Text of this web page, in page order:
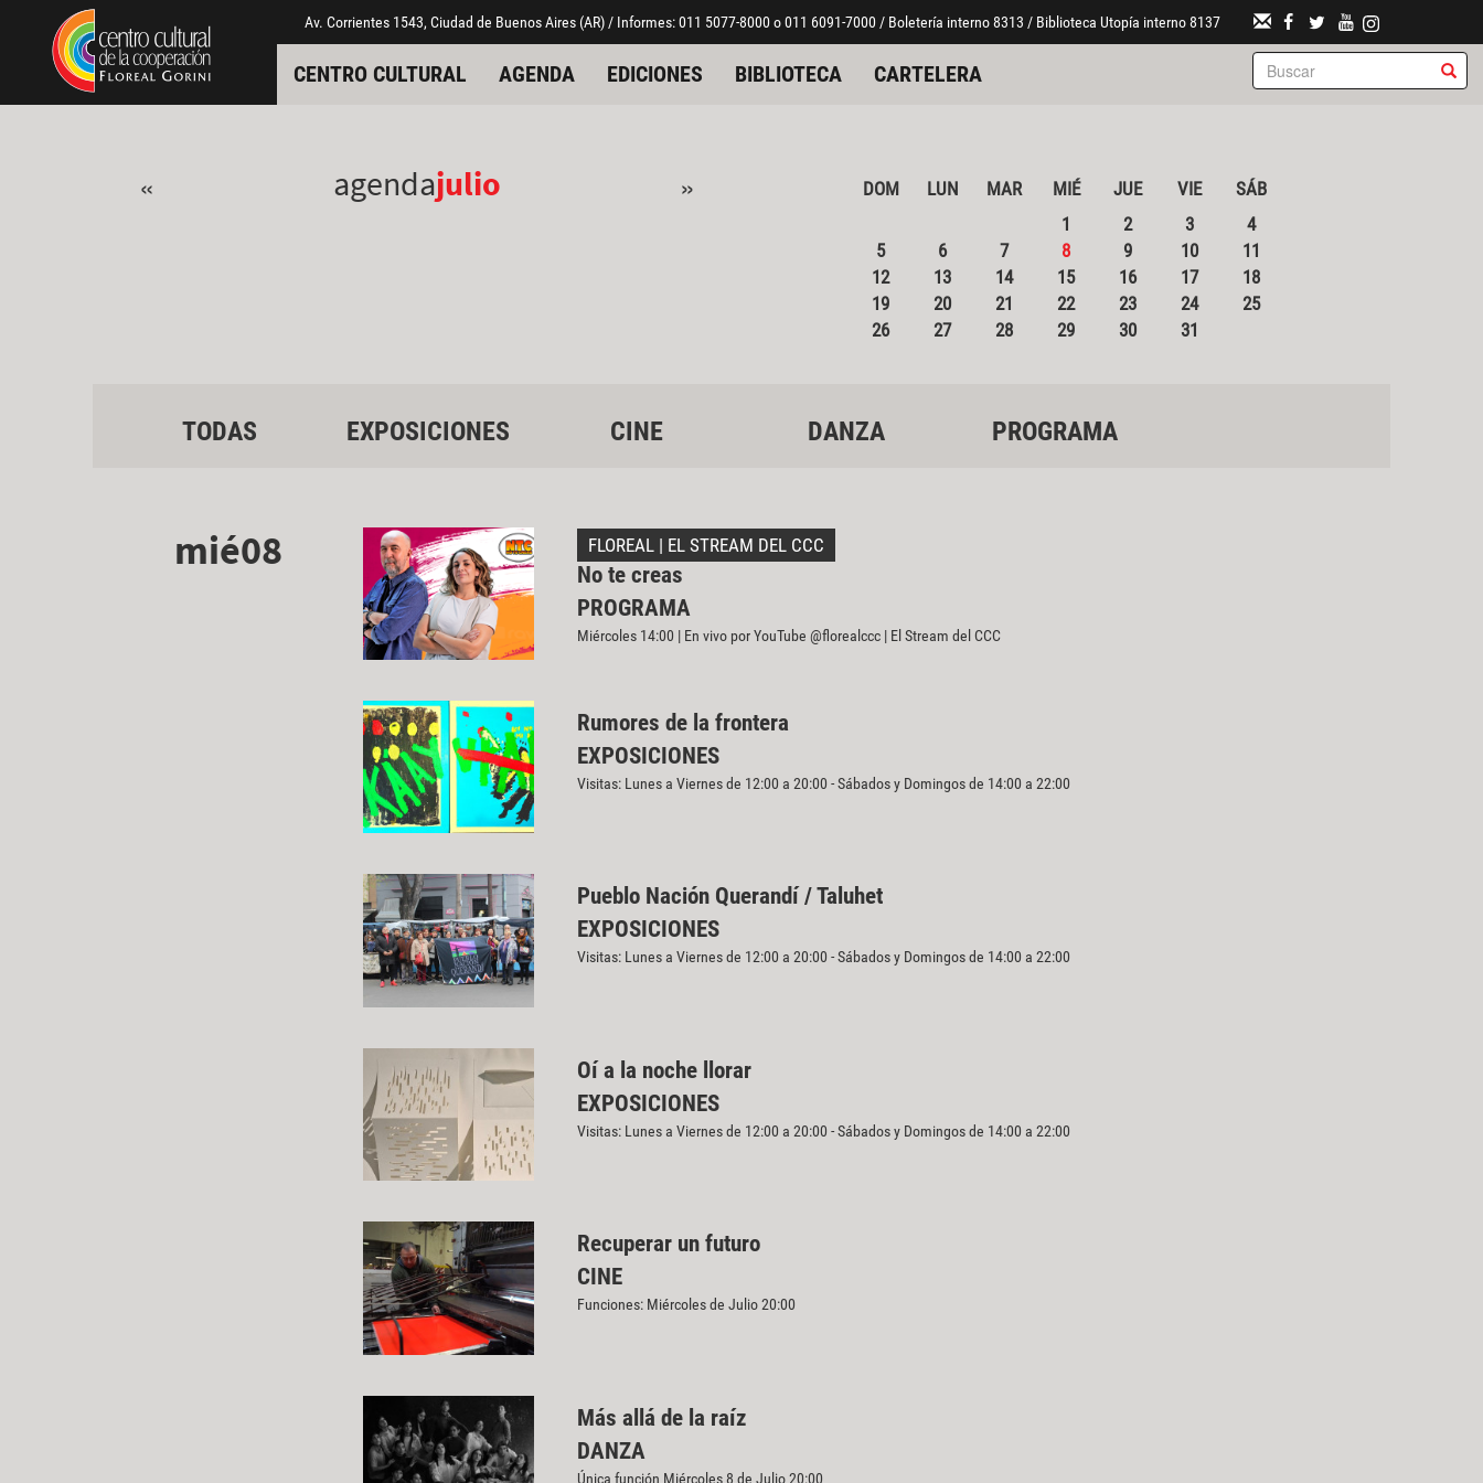
Pasar al contenido principal
Jump to main content Av. Corrientes 1543, Ciudad de Buenos Aires (AR) / Informes: 011 5077-8000 o 011 6091-7000 / Boletería interno 8313 / Biblioteca Utopía interno 8137
CENTRO CULTURAL AGENDA EDICIONES BIBLIOTECA CARTELERA
« agendajulio » DOM LUN MAR MIÉ JUE VIE
SÁB
1
2 3
4
5
6 7 8 9 10
11
12
13 14 15 16 17
18
19
20 21 22 23 24
25
26
27 28 29 30 31
TODAS EXPOSICIONES CINE DANZA PROGRAMA
mié08 FLOREAL | EL STREAM DEL CCC
No te creas
PROGRAMA
Miércoles 14:00 | En vivo por YouTube @florealccc | El Stream del CCC
Rumores de la frontera
EXPOSICIONES
Visitas: Lunes a Viernes de 12:00 a 20:00 - Sábados y Domingos de 14:00 a 22:00
Pueblo Nación Querandí / Taluhet
EXPOSICIONES
Visitas: Lunes a Viernes de 12:00 a 20:00 - Sábados y Domingos de 14:00 a 22:00
Oí a la noche llorar
EXPOSICIONES
Visitas: Lunes a Viernes de 12:00 a 20:00 - Sábados y Domingos de 14:00 a 22:00
Recuperar un futuro
CINE
Funciones: Miércoles de Julio 20:00
Más allá de la raíz
DANZA
Única función Miércoles 8 de Julio 20:00